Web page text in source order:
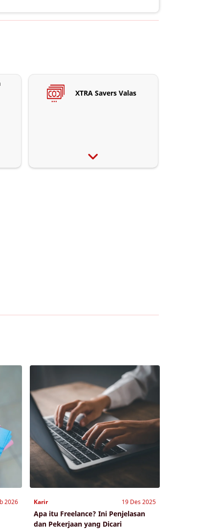
XTRA Savers Valas
2026 Karir 19 Des 2025
Apa itu Freelance? Ini Penjelasan
dan Pekerjaan yang Dicari